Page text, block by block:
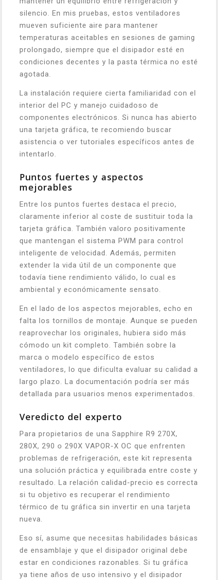
silencio. En mis pruebas, estos ventiladores
mueven suficiente aire para mantener
temperaturas aceitables en sesiones de gaming
prolongado, siempre que el disipador esté en
condiciones decentes y la pasta térmica no esté
agotada.
La instalación requiere cierta familiaridad con el
interior del PC y manejo cuidadoso de
componentes electrónicos. Si nunca has abierto
una tarjeta gráfica, te recomiendo buscar
asistencia o ver tutoriales específicos antes de
intentarlo.
Puntos fuertes y aspectos
mejorables
Entre los puntos fuertes destaca el precio,
claramente inferior al coste de sustituir toda la
tarjeta gráfica. También valoro positivamente
que mantengan el sistema PWM para control
inteligente de velocidad. Además, permiten
extender la vida útil de un componente que
todavía tiene rendimiento válido, lo cual es
ambiental y económicamente sensato.
En el lado de los aspectos mejorables, echo en
falta los tornillos de montaje. Aunque se pueden
reaprovechar los originales, hubiera sido más
cómodo un kit completo. También sobre la
marca o modelo específico de estos
ventiladores, lo que dificulta evaluar su calidad a
largo plazo. La documentación podría ser más
detallada para usuarios menos experimentados.
Veredicto del experto
Para propietarios de una Sapphire R9 270X,
280X, 290 o 290X VAPOR-X OC que enfrenten
problemas de refrigeración, este kit representa
una solución práctica y equilibrada entre coste y
resultado. La relación calidad-precio es correcta
si tu objetivo es recuperar el rendimiento
térmico de tu gráfica sin invertir en una tarjeta
nueva.
Eso sí, asume que necesitas habilidades básicas
de ensamblaje y que el disipador original debe
estar en condiciones razonables. Si tu gráfica
ya tiene años de uso intensivo y el disipador